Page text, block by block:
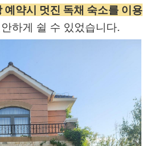
예약시 멋진 독채 숙소를 이용
하게 쉴 수 있었습니다.